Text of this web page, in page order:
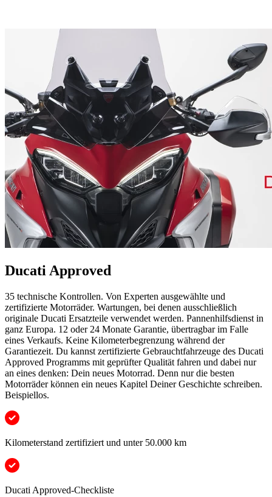
Ducati Approved
35 technische Kontrollen. Von Experten ausgewählte und
zertifizierte Motorräder. Wartungen, bei denen ausschließlich
originale Ducati Ersatzteile verwendet werden. Pannenhilfsdienst in
ganz Europa. 12 oder 24 Monate Garantie, übertragbar im Falle
eines Verkaufs. Keine Kilometerbegrenzung während der
Garantiezeit. Du kannst zertifizierte Gebrauchtfahrzeuge des Ducati
Approved Programms mit geprüfter Qualität fahren und dabei nur
an eines denken: Dein neues Motorrad. Denn nur die besten
Motorräder können ein neues Kapitel Deiner Geschichte schreiben.
Beispiellos.
Kilometerstand zertifiziert und unter 50.000 km
Ducati Approved-Checkliste